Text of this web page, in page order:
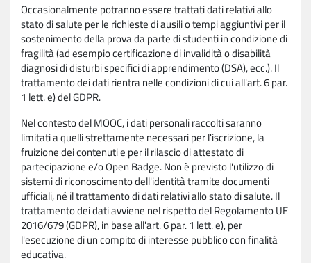
Occasionalmente potranno essere trattati dati relativi allo
stato di salute per le richieste di ausili o tempi aggiuntivi per il
sostenimento della prova da parte di studenti in condizione di
fragilità (ad esempio certificazione di invalidità o disabilità
diagnosi di disturbi specifici di apprendimento (DSA), ecc.). Il
trattamento dei dati rientra nelle condizioni di cui all'art. 6 par.
1 lett. e) del GDPR.
Nel contesto del MOOC, i dati personali raccolti saranno
limitati a quelli strettamente necessari per l'iscrizione, la
fruizione dei contenuti e per il rilascio di attestato di
partecipazione e/o Open Badge. Non è previsto l'utilizzo di
sistemi di riconoscimento dell'identità tramite documenti
ufficiali, né il trattamento di dati relativi allo stato di salute. Il
trattamento dei dati avviene nel rispetto del Regolamento UE
2016/679 (GDPR), in base all'art. 6 par. 1 lett. e), per
l'esecuzione di un compito di interesse pubblico con finalità
educativa.